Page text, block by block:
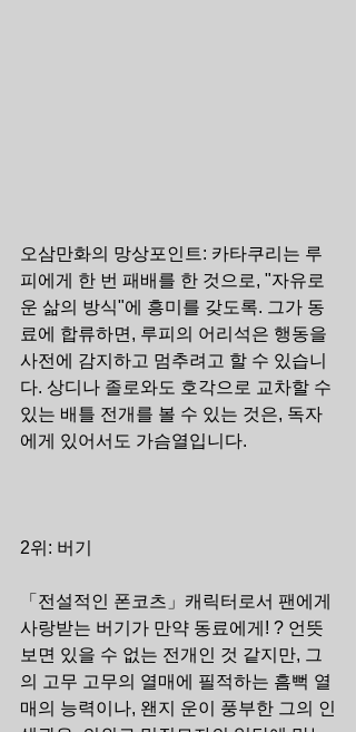
오삼만화의 망상포인트: 카타쿠리는 루
피에게 한 번 패배를 한 것으로, "자유로
운 삶의 방식"에 흥미를 갖도록. 그가 동
료에 합류하면, 루피의 어리석은 행동을
사전에 감지하고 멈추려고 할 수 있습니
다. 상디나 졸로와도 호각으로 교차할 수
있는 배틀 전개를 볼 수 있는 것은, 독자
에게 있어서도 가슴열입니다.
2위: 버기
「전설적인 폰코츠」캐릭터로서 팬에게
사랑받는 버기가 만약 동료에게! ? 언뜻
보면 있을 수 없는 전개인 것 같지만, 그
의 고무 고무의 열매에 필적하는 흠뻑 열
매의 능력이나, 왠지 운이 풍부한 그의 인